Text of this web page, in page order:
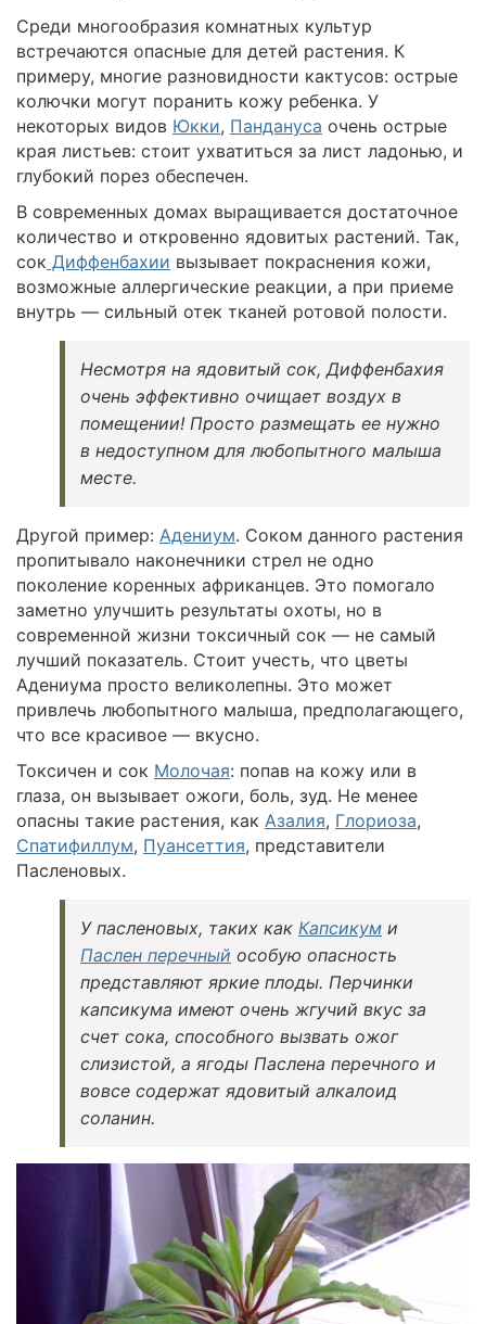
Среди многообразия комнатных культур
встречаются опасные для детей растения. К
примеру, многие разновидности кактусов: острые
колючки могут поранить кожу ребенка. У
некоторых видов Юкки, Пандануса очень острые
края листьев: стоит ухватиться за лист ладонью, и
глубокий порез обеспечен.
В современных домах выращивается достаточное
количество и откровенно ядовитых растений. Так,
сок Диффенбахии вызывает покраснения кожи,
возможные аллергические реакции, а при приеме
внутрь — сильный отек тканей ротовой полости.
Несмотря на ядовитый сок, Диффенбахия
очень эффективно очищает воздух в
помещении! Просто размещать ее нужно
в недоступном для любопытного малыша
месте.
Другой пример: Адениум. Соком данного растения
пропитывало наконечники стрел не одно
поколение коренных африканцев. Это помогало
заметно улучшить результаты охоты, но в
современной жизни токсичный сок — не самый
лучший показатель. Стоит учесть, что цветы
Адениума просто великолепны. Это может
привлечь любопытного малыша, предполагающего,
что все красивое — вкусно.
Токсичен и сок Молочая: попав на кожу или в
глаза, он вызывает ожоги, боль, зуд. Не менее
опасны такие растения, как Азалия, Глориоза,
Спатифиллум, Пуансеттия, представители
Пасленовых.
У пасленовых, таких как Капсикум и
Паслен перечный особую опасность
представляют яркие плоды. Перчинки
капсикума имеют очень жгучий вкус за
счет сока, способного вызвать ожог
слизистой, а ягоды Паслена перечного и
вовсе содержат ядовитый алкалоид
соланин.